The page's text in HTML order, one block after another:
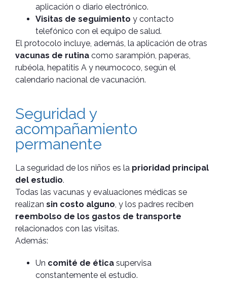
aplicación o diario electrónico.
Visitas de seguimiento y contacto
telefónico con el equipo de salud.
El protocolo incluye, además, la aplicación de otras
vacunas de rutina como sarampión, paperas,
rubéola, hepatitis A y neumococo, según el
calendario nacional de vacunación.
Seguridad y
acompañamiento
permanente
La seguridad de los niños es la prioridad principal
del estudio.
Todas las vacunas y evaluaciones médicas se
realizan sin costo alguno , y los padres reciben
reembolso de los gastos de transporte
relacionados con las visitas.
Además:
Un comité de ética supervisa
constantemente el estudio.